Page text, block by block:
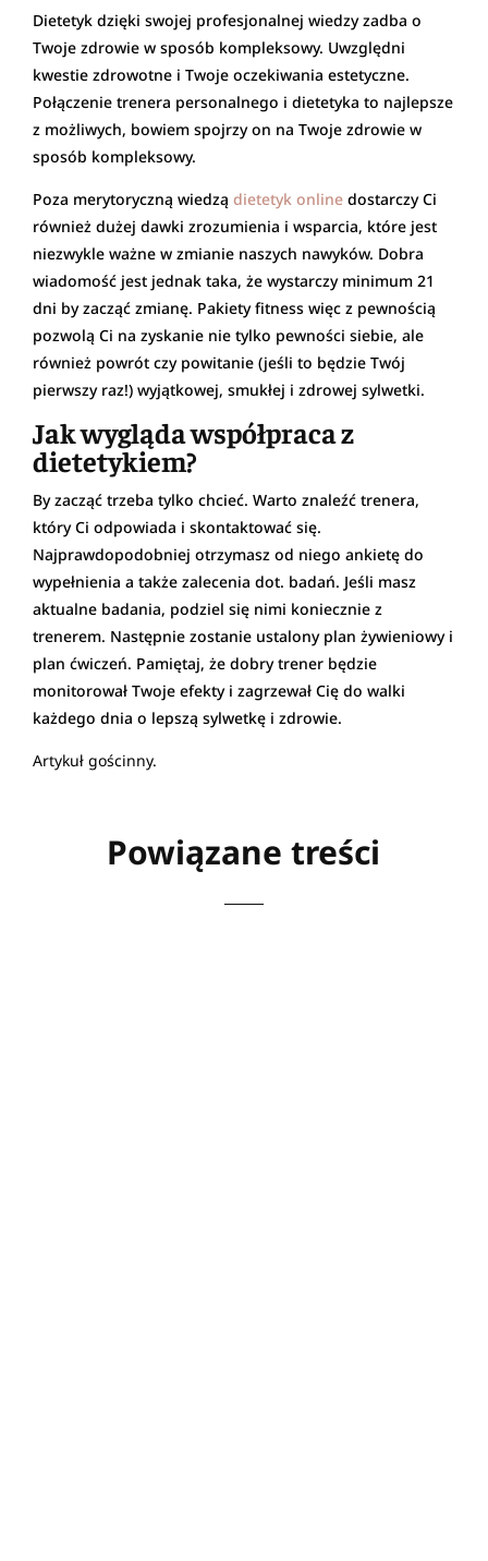
Dietetyk dzięki swojej profesjonalnej wiedzy zadba o
Twoje zdrowie w sposób kompleksowy. Uwzględni
kwestie zdrowotne i Twoje oczekiwania estetyczne.
Połączenie trenera personalnego i dietetyka to najlepsze
z możliwych, bowiem spojrzy on na Twoje zdrowie w
sposób kompleksowy.
Poza merytoryczną wiedzą dietetyk online dostarczy Ci
również dużej dawki zrozumienia i wsparcia, które jest
niezwykle ważne w zmianie naszych nawyków. Dobra
wiadomość jest jednak taka, że wystarczy minimum 21
dni by zacząć zmianę. Pakiety fitness więc z pewnością
pozwolą Ci na zyskanie nie tylko pewności siebie, ale
również powrót czy powitanie (jeśli to będzie Twój
pierwszy raz!) wyjątkowej, smukłej i zdrowej sylwetki.
Jak wygląda współpraca z
dietetykiem?
By zacząć trzeba tylko chcieć. Warto znaleźć trenera,
który Ci odpowiada i skontaktować się.
Najprawdopodobniej otrzymasz od niego ankietę do
wypełnienia a także zalecenia dot. badań. Jeśli masz
aktualne badania, podziel się nimi koniecznie z
trenerem. Następnie zostanie ustalony plan żywieniowy i
plan ćwiczeń. Pamiętaj, że dobry trener będzie
monitorował Twoje efekty i zagrzewał Cię do walki
każdego dnia o lepszą sylwetkę i zdrowie.
Artykuł gościnny.
Powiązane treści